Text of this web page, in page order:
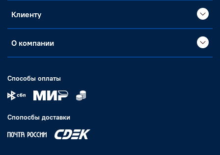
Клиенту
О компании
Способы оплаты
Спопосбы доставки